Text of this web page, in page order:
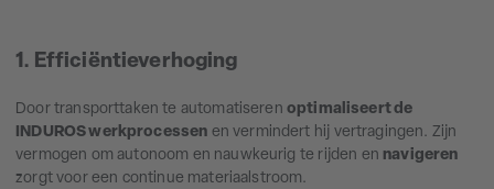
1. Efficiëntieverhoging
Door transporttaken te automatiseren optimaliseert de
INDUROS werkprocessen en vermindert hij vertragingen. Zijn
vermogen om autonoom en nauwkeurig te rijden en navigeren
zorgt voor een continue materiaalstroom.